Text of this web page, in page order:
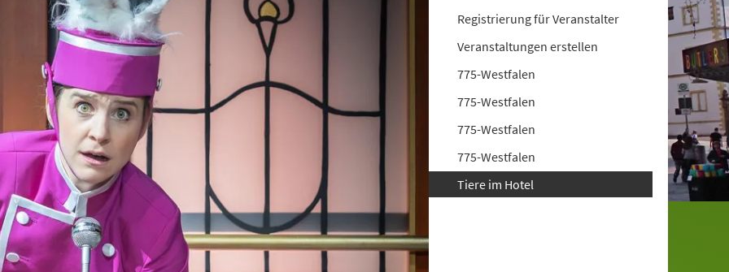
Registrierung für Veranstalter
Veranstaltungen erstellen
775-Westfalen
775-Westfalen
775-Westfalen
775-Westfalen
Tiere im Hotel